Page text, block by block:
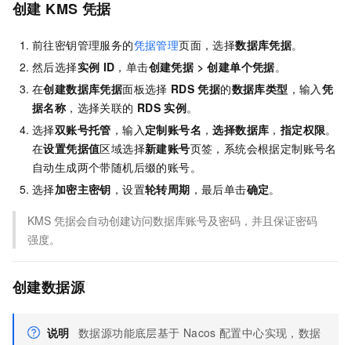
创建 KMS 凭据
前往密钥管理服务的凭据管理页面，选择数据库凭据。
然后选择实例 ID ，单击创建凭据>创建单个凭据。
在创建数据库凭据面板选择 RDS 凭据的数据库类型 ，输入 凭
据名称 ，选择关联的 RDS 实例。
选择双账号托管 ，输入 定制账号名 ，选择数据库 ， 指定权限。
在设置凭据值区域选择新建账号页签，系统会根据定制账号名
自动生成两个带随机后缀的账号。
选择加密主密钥 ，设置轮转周期 ，最后单击确定。
KMS 凭据会自动创建访问数据库账号及密码，并且保证密码
强度。
创建数据源
说明 数据源功能底层基于 Nacos 配置中心实现，数据